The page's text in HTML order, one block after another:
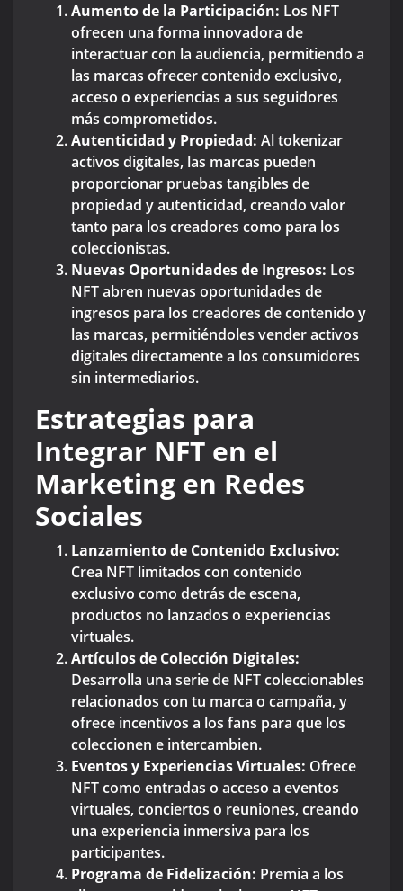
Aumento de la Participación: Los NFT
ofrecen una forma innovadora de
interactuar con la audiencia, permitiendo a
las marcas ofrecer contenido exclusivo,
acceso o experiencias a sus seguidores
más comprometidos.
Autenticidad y Propiedad: Al tokenizar
activos digitales, las marcas pueden
proporcionar pruebas tangibles de
propiedad y autenticidad, creando valor
tanto para los creadores como para los
coleccionistas.
Nuevas Oportunidades de Ingresos: Los
NFT abren nuevas oportunidades de
ingresos para los creadores de contenido y
las marcas, permitiéndoles vender activos
digitales directamente a los consumidores
sin intermediarios.
Estrategias para
Integrar NFT en el
Marketing en Redes
Sociales
Lanzamiento de Contenido Exclusivo:
Crea NFT limitados con contenido
exclusivo como detrás de escena,
productos no lanzados o experiencias
virtuales.
Artículos de Colección Digitales:
Desarrolla una serie de NFT coleccionables
relacionados con tu marca o campaña, y
ofrece incentivos a los fans para que los
coleccionen e intercambien.
Eventos y Experiencias Virtuales: Ofrece
NFT como entradas o acceso a eventos
virtuales, conciertos o reuniones, creando
una experiencia inmersiva para los
participantes.
Programa de Fidelización: Premia a los